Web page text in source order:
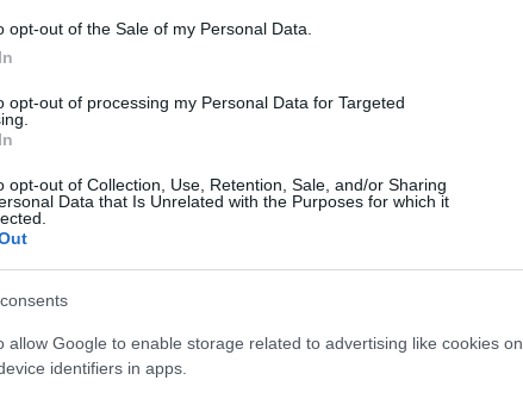
opt-out of the Sale of my Personal Data.
opt-out of processing my Personal Data for Targeted
opt-out of Collection, Use, Retention, Sale, and/or Sharing
Data that Is Unrelated with the Purposes for which it
allow Google to enable storage related to advertising like cookies on
identifiers in apps.
suo impatto culturale
da Aurelio Galleppini, Tex Willer è
italiano
che affronta criminali e ingiustizie.
di lettori di tutte le età, trasformandosi in